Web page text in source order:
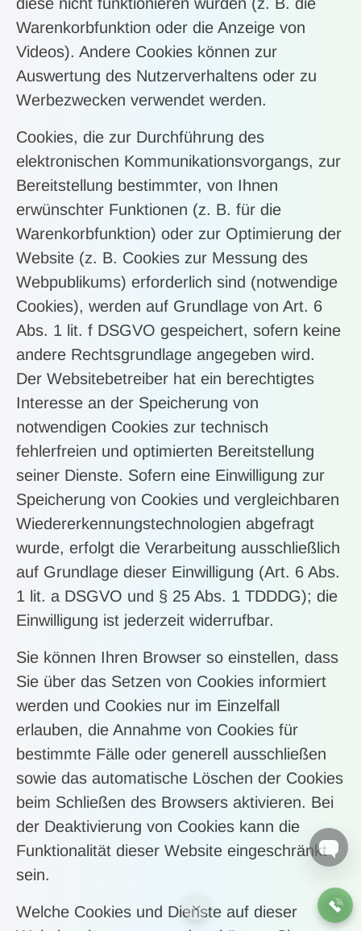
Warenkorbfunktion oder die Anzeige von
Videos). Andere Cookies können zur
Auswertung des Nutzerverhaltens oder zu
Werbezwecken verwendet werden.
Cookies, die zur Durchführung des
elektronischen Kommunikationsvorgangs, zur
Bereitstellung bestimmter, von Ihnen
erwünschter Funktionen (z. B. für die
Warenkorbfunktion) oder zur Optimierung der
Website (z. B. Cookies zur Messung des
Webpublikums) erforderlich sind (notwendige
Cookies), werden auf Grundlage von Art. 6
Abs. 1 lit. f DSGVO gespeichert, sofern keine
andere Rechtsgrundlage angegeben wird.
Der Websitebetreiber hat ein berechtigtes
Interesse an der Speicherung von
notwendigen Cookies zur technisch
fehlerfreien und optimierten Bereitstellung
seiner Dienste. Sofern eine Einwilligung zur
Speicherung von Cookies und vergleichbaren
Wiedererkennungstechnologien abgefragt
wurde, erfolgt die Verarbeitung ausschließlich
auf Grundlage dieser Einwilligung (Art. 6 Abs.
1 lit. a DSGVO und § 25 Abs. 1 TDDDG); die
Einwilligung ist jederzeit widerrufbar.
Sie können Ihren Browser so einstellen, dass
Sie über das Setzen von Cookies informiert
werden und Cookies nur im Einzelfall
erlauben, die Annahme von Cookies für
bestimmte Fälle oder generell ausschließen
sowie das automatische Löschen der Cookies
beim Schließen des Browsers aktivieren. Bei
der Deaktivierung von Cookies kann die
Funktionalität dieser Website eingeschränkt
sein.
Welche Cookies und Dienste auf dieser